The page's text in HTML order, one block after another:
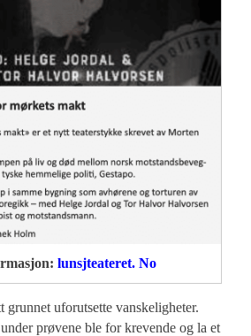
lunsjteateret. No
grunnet uforutsette vanskeligheter.
prøvene ble for krevende og la et